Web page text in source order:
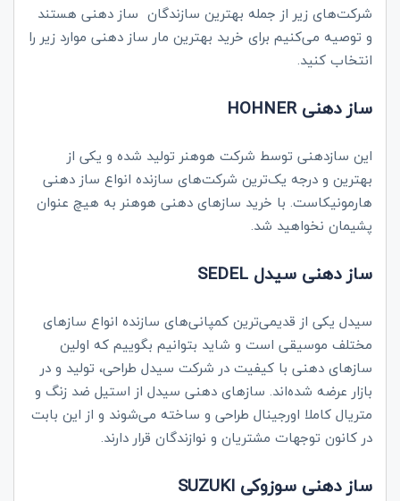
شرکت‌های زیر از جمله بهترین سازندگان ساز دهنی هستند
و توصیه می‌کنیم برای خرید بهترین مار ساز دهنی موارد زیر را
انتخاب کنید.
ساز دهنیHOHNER
این سازدهنی توسط شرکت هوهنر تولید شده و یکی از
بهترین و درجه یک‌ترین شرکت‌های سازنده انواع ساز دهنی
هارمونیکاست. با خرید سازهای دهنی هوهنر به هیچ عنوان
پشیمان نخواهید شد.
ساز دهنی سیدل SEDEL
سیدل یکی از قدیمی‌ترین کمپانی‌های سازنده انواع سازهای
مختلف موسیقی است و شاید بتوانیم بگوییم که اولین
سازهای دهنی با کیفیت در شرکت سیدل طراحی، تولید و در
بازار عرضه شده‌اند. سازهای دهنی سیدل از استیل ضد زنگ و
متریال کاملا اورجینال طراحی و ساخته می‌شوند و از این بابت
در کانون توجهات مشتریان و نوازندگان قرار دارند‌.
ساز دهنی سوزوکی SUZUKI